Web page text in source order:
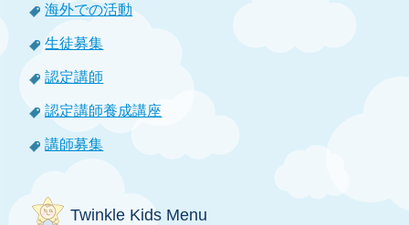
海外での活動
生徒募集
認定講師
認定講師養成講座
講師募集
Twinkle Kids Menu